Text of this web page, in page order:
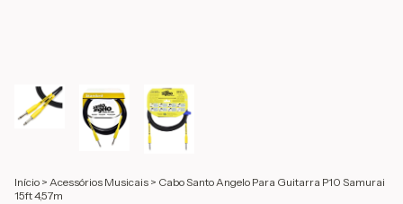
Início > Acessórios Musicais > Cabo Santo Angelo Para Guitarra P10 Samurai
15ft 4,57m